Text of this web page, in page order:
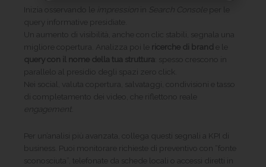
Inizia osservando le Search Console
query informative presidiate.
Un aumento di visibilità, anche con clic stabili, segnala una
migliore copertura. Analizza poi le ricerche di brand e le
query con il nome della tua struttura : spesso crescono in
parallelo al presidio degli spazi zero click.
Nei social, valuta copertura, salvataggi, condivisioni e tasso
di completamento dei video, che riflettono reale
engagement
Per un’analisi più avanzata, collega questi segnali a KPI di
business. Puoi monitorare richieste di preventivo con “fonte
sconosciuta”, telefonate da schede locali o accessi diretti in